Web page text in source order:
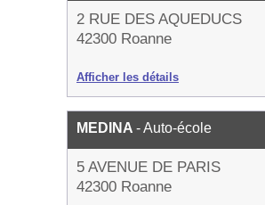
2 RUE DES AQUEDUCS
42300 Roanne
Afficher les détails
MEDINA - Auto-école
5 AVENUE DE PARIS
42300 Roanne